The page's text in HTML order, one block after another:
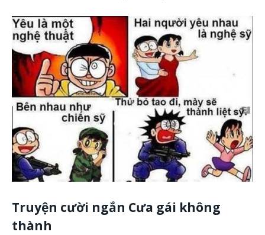
Truyện cười ngắn Cưa gái không
thành